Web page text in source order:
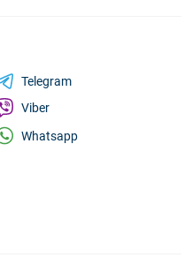
Telegram
Viber
Whatsapp